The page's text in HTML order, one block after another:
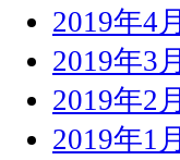
2019年4月
2019年3月
2019年2月
2019年1月